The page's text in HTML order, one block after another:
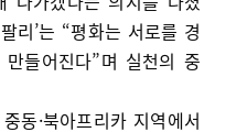
리’는 “평화는 서로를 경
들어진다”며 실천의 중
동·북아프리카 지역에서